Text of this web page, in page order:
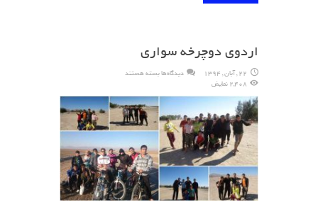
اردوی دوچرخه سواری
22 , آبان , 1394 دیدگاه‌ها برای
بسته هستند
2,408 نمایش